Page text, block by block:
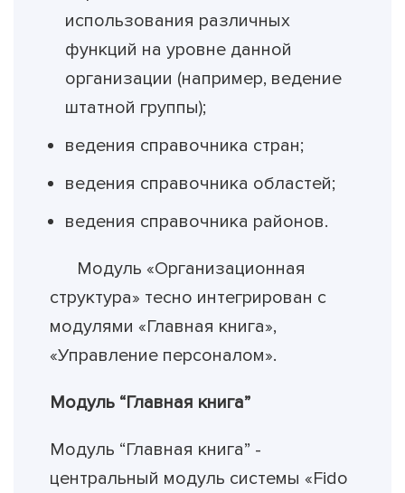
использования различных
функций на уровне данной
организации (например, ведение
штатной группы);
ведения справочника стран;
ведения справочника областей;
ведения справочника районов.
Модуль «Организационная
структура» тесно интегрирован с
модулями «Главная книга»,
«Управление персоналом».
Модуль “Главная книга”
Модуль “Главная книга” -
центральный модуль системы «Fido